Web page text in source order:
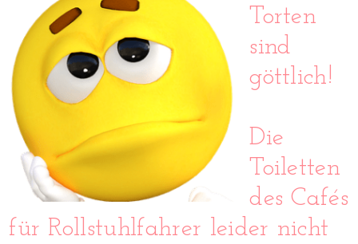
Torten
sind
göttlich!
Die
Toiletten
des Cafés
für Rollstuhlfahrer leider nicht